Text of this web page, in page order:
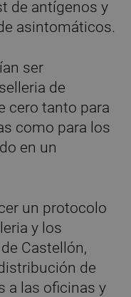
de antígenos y
asintomáticos.
ser
de
cero tanto para
como para los
en un
un protocolo
y los
Castellón,
de
a las oficinas y